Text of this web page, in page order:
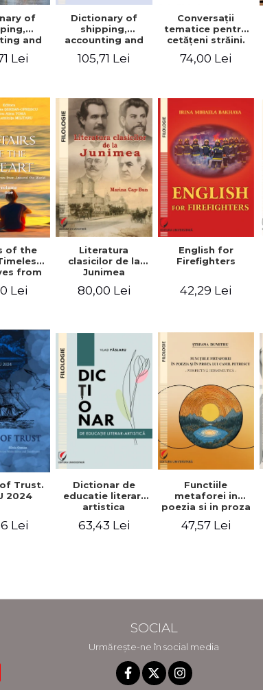
of
and
and
Lei
Dictionary of
shipping,
accounting and
terms and
105,71 Lei
Conversaţii
tematice pentru
cetăţeni străini.
româno-englez
Bilingual
Romanian-
English guide
with practical
vocabulary
74,00 Lei
of the
from
Lei
Literatura
clasicilor de la
Junimea
80,00 Lei
English for
Firefighters
42,29 Lei
Trust.
2024
Lei
Dictionar de
educatie literar-
artistica
63,43 Lei
Functiile
metaforei in
poezia si in proza
Petrescu.
47,57 Lei
SOCIAL
Urmărește-ne în social media